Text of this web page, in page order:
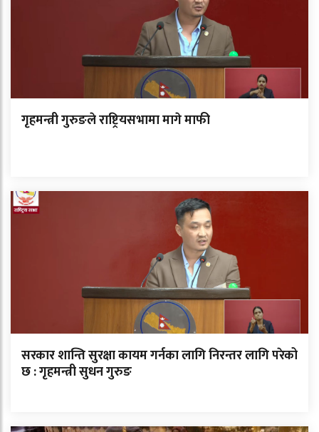
गृहमन्त्री गुरुङले राष्ट्रियसभामा मागे माफी
सरकार शान्ति सुरक्षा कायम गर्नका लागि निरन्तर लागि परेको
छ : गृहमन्त्री सुधन गुरुङ